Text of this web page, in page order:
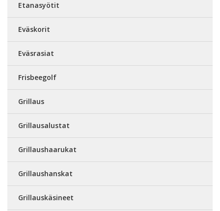
Etanasyötit
Eväskorit
Eväsrasiat
Frisbeegolf
Grillaus
Grillausalustat
Grillaushaarukat
Grillaushanskat
Grillauskäsineet